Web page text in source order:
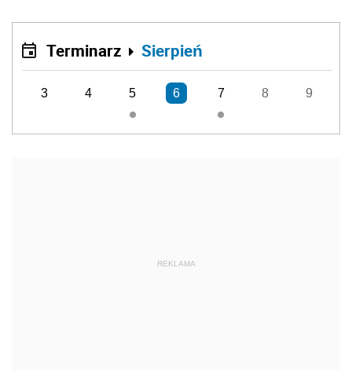
Terminarz Sierpień
3 4 5 6 7 8 9
REKLAMA